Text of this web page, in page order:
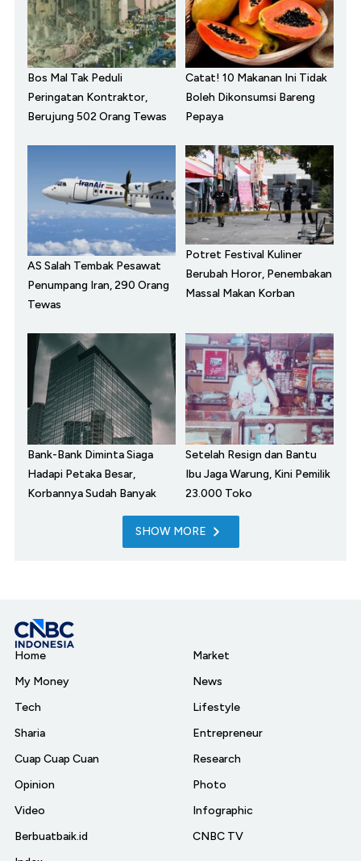
Bos Mal Tak Peduli
Peringatan Kontraktor,
Berujung 502 Orang Tewas
Catat! 10 Makanan Ini Tidak
Boleh Dikonsumsi Bareng
Pepaya
AS Salah Tembak Pesawat
Penumpang Iran, 290 Orang
Tewas
Potret Festival Kuliner
Berubah Horor, Penembakan
Massal Makan Korban
Bank-Bank Diminta Siaga
Hadapi Petaka Besar,
Korbannya Sudah Banyak
Setelah Resign dan Bantu
Ibu Jaga Warung, Kini Pemilik
23.000 Toko
SHOW MORE
Home
My Money
Tech
Sharia
Cuap Cuap Cuan
Opinion
Video
Berbuatbaik.id
Market
News
Lifestyle
Entrepreneur
Research
Photo
Infographic
CNBC TV